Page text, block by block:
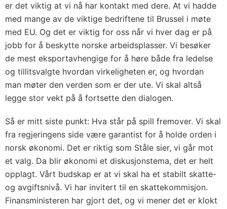
er det viktig at vi nå har kontakt med dere. At vi hadde
med mange av de viktige bedriftene til Brussel i møte
med EU. Og det er viktig for oss når vi hver dag er på
jobb for å beskytte norske arbeidsplasser. Vi besøker
de mest eksportavhengige for å høre både fra ledelse
og tillitsvalgte hvordan virkeligheten er, og hvordan
man møter den verden som er der ute. Vi skal altså
legge stor vekt på å fortsette den dialogen.
Så er mitt siste punkt: Hva står på spill fremover. Vi skal
fra regjeringens side være garantist for å holde orden i
norsk økonomi. Det er riktig som Ståle sier, vi går mot
et valg. Da blir økonomi et diskusjonstema, det er helt
opplagt. Vårt budskap er at vi skal ha et stabilt skatte-
og avgiftsnivå. Vi har invitert til en skattekommisjon.
Finansministeren har gjort det, og vi mener det er klokt